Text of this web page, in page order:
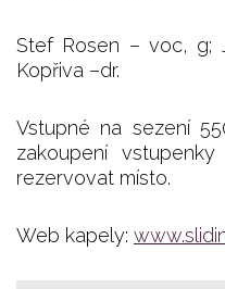
Stef Rosen – voc, g;
Kopřiva –dr.
Vstupné na sezení
zakoupení
rezervovat místo.
Web kapely: